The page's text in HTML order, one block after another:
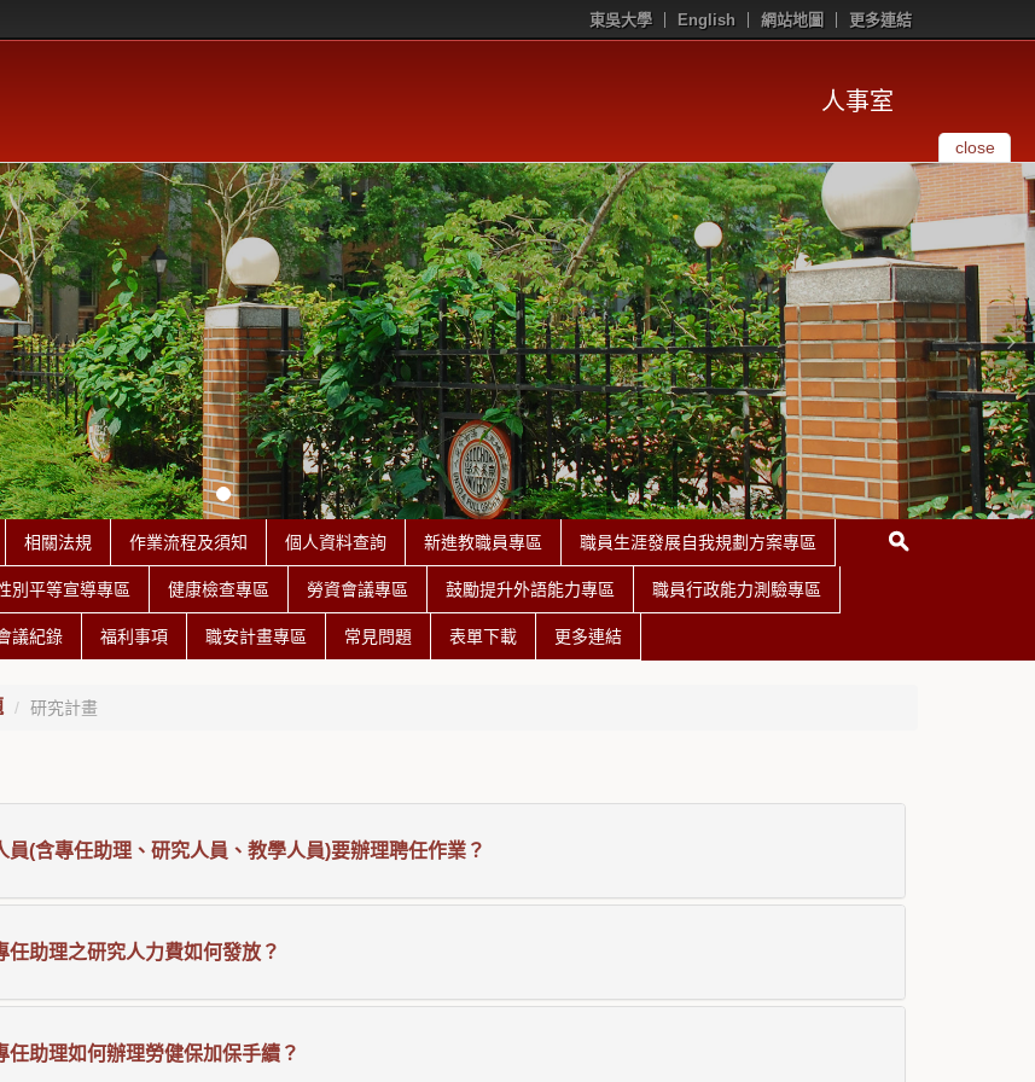
東吳大學 English 網站地圖 更多連結
人事室
close
相關法規 作業流程及須知 個人資料查詢 新進教職員專區 職員生涯發展自我規劃方案專區
別平等宣導專區 健康檢查專區 勞資會議專區 鼓勵提升外語能力專區 職員行政能力測驗專區
議紀錄 福利事項 職安計畫專區 常見問題 表單下載 更多連結
研究計畫
員(含專任助理、研究人員、教學人員)要辦理聘任作業？
任助理之研究人力費如何發放？
任助理如何辦理勞健保加保手續？